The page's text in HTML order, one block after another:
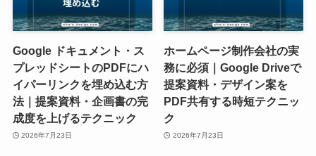
Google ドキュメント・ス
プレッドシートのPDFにハ
イパーリンクを埋め込む方
法｜提案資料・企画書の完
成度を上げるテクニック
2026年7月23日
ホームページ制作会社の実
務に必須｜Google Driveで
提案資料・デザイン案を
PDF共有する時短テクニッ
ク
2026年7月23日